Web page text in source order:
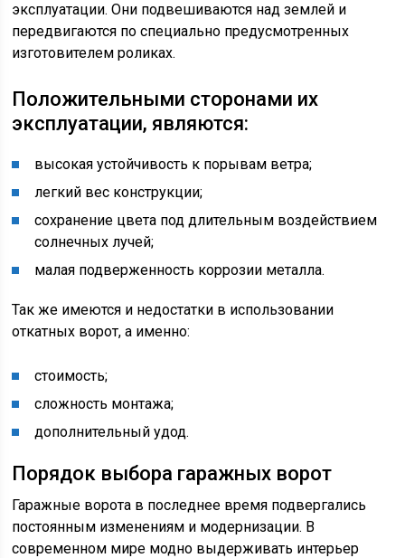
эксплуатации. Они подвешиваются над землей и
передвигаются по специально предусмотренных
изготовителем роликах.
Положительными сторонами их
эксплуатации, являются:
высокая устойчивость к порывам ветра;
легкий вес конструкции;
сохранение цвета под длительным воздействием
солнечных лучей;
малая подверженность коррозии металла.
Так же имеются и недостатки в использовании
откатных ворот, а именно:
стоимость;
сложность монтажа;
дополнительный удод.
Порядок выбора гаражных ворот
Гаражные ворота в последнее время подвергались
постоянным изменениям и модернизации. В
современном мире модно выдерживать интерьер